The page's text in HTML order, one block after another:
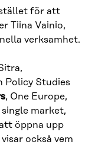
för att
Tiina Vainio,
verksamhet.
Policy Studies
, One Europe,
market,
öppna upp
också vem